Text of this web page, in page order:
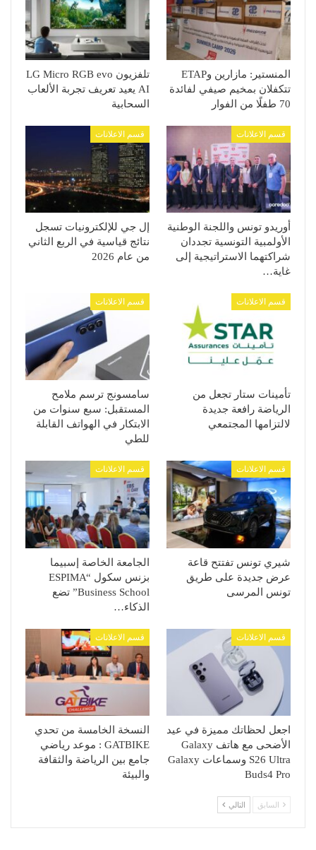
المنستير: مازارين وETAP
تتكفلان بمخيم صيفي لفائدة
70 طفلًا من الفوار
تلفزيون LG Micro RGB evo
AI يعيد تعريف تجربة الألعاب
السحابية
قسم الاعلانات
أوريدو تونس واللجنة الوطنية
الأولمبية التونسية تجددان
شراكتهما الاستراتيجية إلى
غاية…
قسم الاعلانات
إل جي للإلكترونيات تسجل
نتائج قياسية في الربع الثاني
من عام 2026
قسم الاعلانات
تأمينات ستار تجعل من
الرياضة رافعة جديدة
لالتزامها المجتمعي
قسم الاعلانات
سامسونج ترسم ملامح
المستقبل: سبع سنوات من
الابتكار في الهواتف القابلة
للطي
قسم الاعلانات
شيري تونس تفتتح قاعة
عرض جديدة على طريق
تونس المرسى
قسم الاعلانات
الجامعة الخاصة إسبيما
بزنس سكول “ESPIMA
Business School” تضع
الذكاء…
قسم الاعلانات
اجعل لحظاتك مميزة في عيد
الأضحى مع هاتف Galaxy
S26 Ultra وسماعات Galaxy
Buds4 Pro
قسم الاعلانات
النسخة الخامسة من تحدي
GATBIKE : موعد رياضي
جامع بين الرياضة والثقافة
والبيئة
السابق التالي